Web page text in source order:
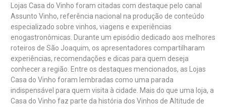
Lojas Casa do Vinho foram citadas com destaque pelo canal
Assunto Vinho, referência nacional na produção de conteúdo
especializado sobre vinhos, viagens e experiências
enogastronômicas. Durante um episódio dedicado aos melhores
roteiros de São Joaquim, os apresentadores compartilharam
experiências, recomendações e dicas para quem deseja
conhecer a região. Entre os destaques mencionados, as Lojas
Casa do Vinho foram lembradas como uma parada
indispensável para quem visita à cidade. Mais do que uma loja, a
Casa do Vinho faz parte da história dos Vinhos de Altitude de